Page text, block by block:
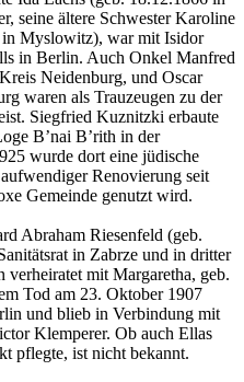
seine ältere Schwester Karoline
Myslowitz), war mit Isidor
in Berlin. Auch Onkel Manfred
Neidenburg, und Oscar
waren als Trauzeugen zu der
Siegfried Kuznitzki erbaute
B’nai B’rith in der
wurde dort eine jüdische
Renovierung seit
Gemeinde genutzt wird.
Abraham Riesenfeld (geb.
in Zabrze und in dritter
mit Margaretha, geb.
Tod am 23. Oktober 1907
und blieb in Verbindung mit
Klemperer. Ob auch Ellas
pflegte, ist nicht bekannt.